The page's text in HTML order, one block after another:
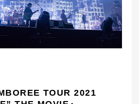
TOUR 2021